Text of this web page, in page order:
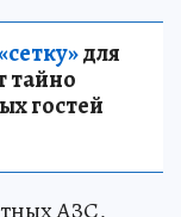
для
тайно
гостей
АЗС,